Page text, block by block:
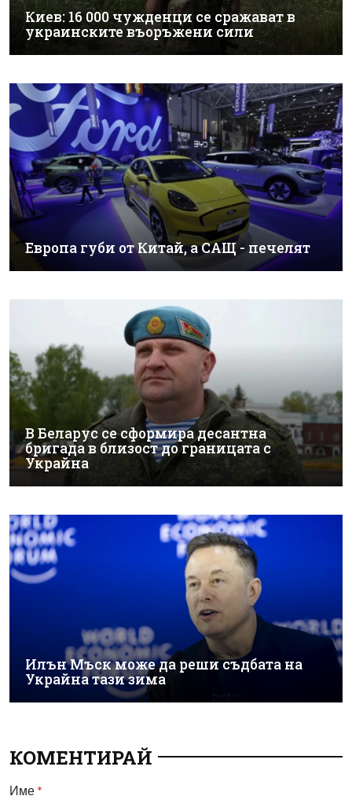
Киев: 16 000 чужденци се сражават в
украинските въоръжени сили
Европа губи от Китай, а САЩ - печелят
В Беларус се сформира десантна
бригада в близост до границата с
Украйна
Илън Мъск може да реши съдбата на
Украйна тази зима
КОМЕНТИРАЙ
Име *